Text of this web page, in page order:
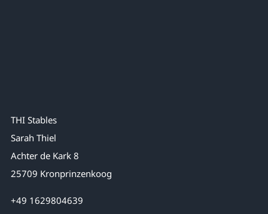
THI Stables
Sarah Thiel
Achter de Kark 8
25709 Kronprinzenkoog
+49 1629804639